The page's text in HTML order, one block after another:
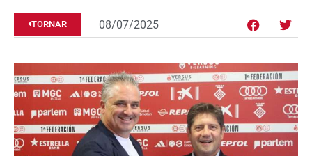
TORNAR 08/07/2025